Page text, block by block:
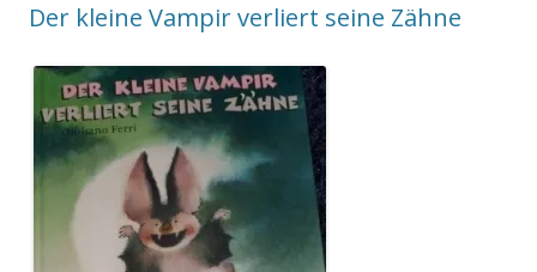
Der kleine Vampir verliert seine Zähne